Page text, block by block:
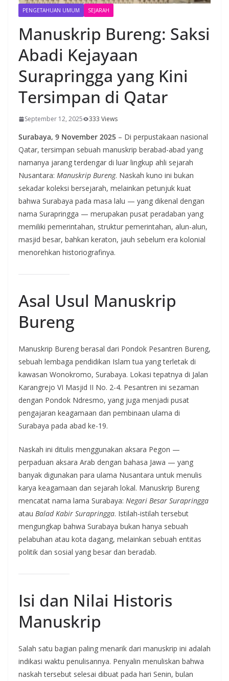
PENGETAHUAN UMUM SEJARAH
Manuskrip Bureng: Saksi
Abadi Kejayaan
Surapringga yang Kini
Tersimpan di Qatar
September 12, 2025 333 Views
Surabaya, 9 November 2025 – Di perpustakaan nasional
Qatar, tersimpan sebuah manuskrip berabad-abad yang
namanya jarang terdengar di luar lingkup ahli sejarah
Nusantara: Manuskrip Bureng. Naskah kuno ini bukan
sekadar koleksi bersejarah, melainkan petunjuk kuat
bahwa Surabaya pada masa lalu — yang dikenal dengan
nama Surapringga — merupakan pusat peradaban yang
memiliki pemerintahan, struktur pemerintahan, alun-alun,
masjid besar, bahkan keraton, jauh sebelum era kolonial
menorehkan historiografinya.
Asal Usul Manuskrip
Bureng
Manuskrip Bureng berasal dari Pondok Pesantren Bureng,
sebuah lembaga pendidikan Islam tua yang terletak di
kawasan Wonokromo, Surabaya. Lokasi tepatnya di Jalan
Karangrejo VI Masjid II No. 2-4. Pesantren ini sezaman
dengan Pondok Ndresmo, yang juga menjadi pusat
pengajaran keagamaan dan pembinaan ulama di
Surabaya pada abad ke-19.
Naskah ini ditulis menggunakan aksara Pegon —
perpaduan aksara Arab dengan bahasa Jawa — yang
banyak digunakan para ulama Nusantara untuk menulis
karya keagamaan dan sejarah lokal. Manuskrip Bureng
mencatat nama lama Surabaya: Negari Besar Surapringga
atau Balad Kabir Surapringga. Istilah-istilah tersebut
mengungkap bahwa Surabaya bukan hanya sebuah
pelabuhan atau kota dagang, melainkan sebuah entitas
politik dan sosial yang besar dan beradab.
Isi dan Nilai Historis
Manuskrip
Salah satu bagian paling menarik dari manuskrip ini adalah
indikasi waktu penulisannya. Penyalin menuliskan bahwa
naskah tersebut selesai dibuat pada hari Senin, bulan